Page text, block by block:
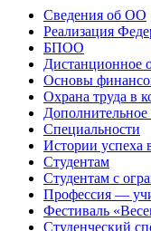
Сведения об ОО
Реализация
БПОО
Дистанционное
Основы
Охрана труда в
Дополнительное
Специальности
Истории успеха
Студентам
Студентам с
Профессия —
Фестиваль
Студенческий